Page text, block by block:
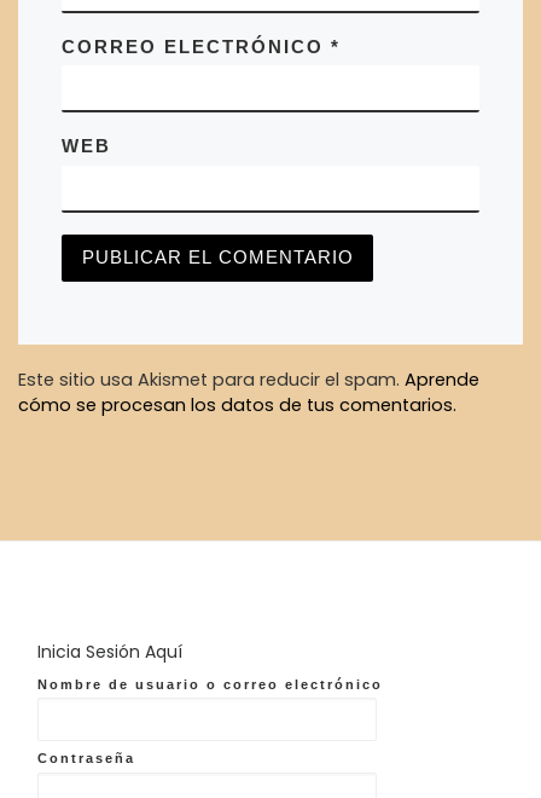
CORREO ELECTRÓNICO*
WEB
Este sitio usa Akismet para reducir el spam. Aprende
cómo se procesan los datos de tus comentarios.
Inicia Sesión Aquí
Nombre de usuario o correo electrónico
Contraseña